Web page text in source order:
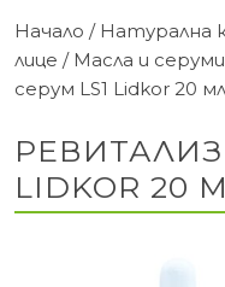
Начало / Натурална
лице / Масла и серуми
серум LS1 Lidkor 20 мл
LIDKOR 20